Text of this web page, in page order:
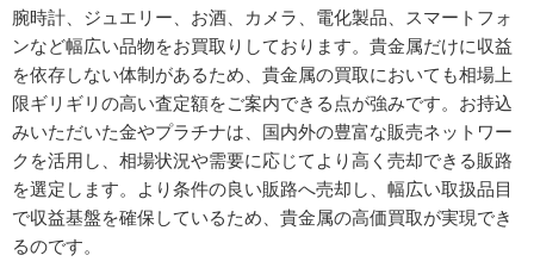
腕時計、ジュエリー、お酒、カメラ、電化製品、スマートフォ
ンなど幅広い品物をお買取りしております。貴金属だけに収益
を依存しない体制があるため、貴金属の買取においても相場上
限ギリギリの高い査定額をご案内できる点が強みです。お持込
みいただいた金やプラチナは、国内外の豊富な販売ネットワー
クを活用し、相場状況や需要に応じてより高く売却できる販路
を選定します。より条件の良い販路へ売却し、幅広い取扱品目
で収益基盤を確保しているため、貴金属の高価買取が実現でき
るのです。